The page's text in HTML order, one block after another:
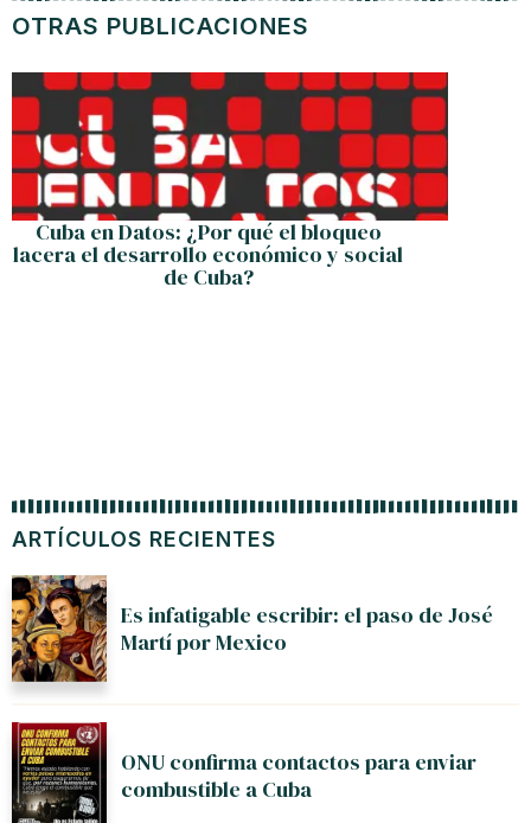
ARTÍCULOS RECIENTES
Es infatigable escribir: el paso de José
Martí por Mexico
ONU confirma contactos para enviar
combustible a Cuba
OTRAS PUBLICACIONES
Cuba en Datos: ¿Por qué el bloqueo
lacera el desarrollo económico y social
de Cuba?